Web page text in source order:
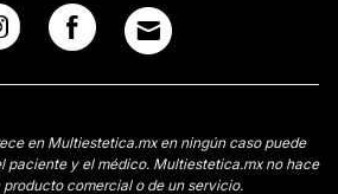
en Multiestetica.mx en ningún caso puede
paciente y el médico. Multiestetica.mx no hace
producto comercial o de un servicio.